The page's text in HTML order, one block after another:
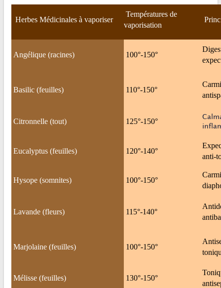
Herbes Médicinales à vaporiser
Températures de
vaporisation
Angélique (racines) 100°-150°
Basilic (feuilles) 110°-150°
Citronnelle (tout) 125°-150°
Eucalyptus (feuilles) 120°-140°
anti-
Hysope (somnites) 100°-150°
Lavande (fleurs) 115°-140°
Marjolaine (feuilles) 100°-150°
Mélisse (feuilles) 130°-150°